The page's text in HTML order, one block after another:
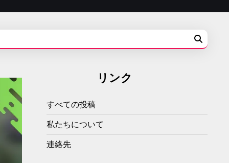
リンク
すべての投稿
私たちについて
連絡先